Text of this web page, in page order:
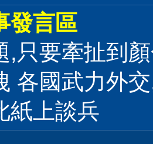
發言區
,只要牽扯到
各國武力外
紙上談兵